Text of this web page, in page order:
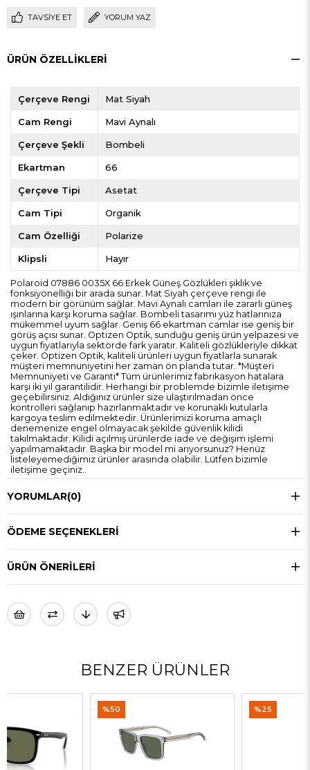
TAVSIYE ET YORUM YAZ
ÜRÜN ÖZELLIKLERI
Çerçeve Rengi Mat Siyah
Cam Rengi Mavi Aynalı
Çerçeve Şekli Bombeli
Ekartman 66
Çerçeve Tipi Asetat
Cam Tipi Organik
Cam Özelliği Polarize
Klipsli Hayır
Polaroid 07886 0035X 66 Erkek Güneş Gözlükleri şıklık ve
fonksiyonelliği bir arada sunar. Mat Siyah çerçeve rengi ile
modern bir görünüm sağlar. Mavi Aynalı camları ile zararlı güneş
ışınlarına karşı koruma sağlar. Bombeli tasarımı yüz hatlarınıza
mükemmel uyum sağlar. Geniş 66 ekartman camlar ise geniş bir
görüş açısı sunar. Optizen Optik, sunduğu geniş ürün yelpazesi ve
uygun fiyatlarıyla sektörde fark yaratır. Kaliteli gözlükleriyle dikkat
çeker. Optizen Optik, kaliteli ürünleri uygun fiyatlarla sunarak
müşteri memnuniyetini her zaman ön planda tutar. *Müşteri
Memnuniyeti ve Garanti* Tüm ürünlerimiz fabrikasyon hatalara
karşı iki yıl garantilidir. Herhangi bir problemde bizimle iletişime
geçebilirsiniz. Aldığınız ürünler size ulaştırılmadan önce
kontrolleri sağlanıp hazırlanmaktadır ve korunaklı kutularla
kargoya teslim edilmektedir. Ürünlerimizi koruma amaçlı
denemenize engel olmayacak şekilde güvenlik kilidi
takılmaktadır. Kilidi açılmış ürünlerde iade ve değişim işlemi
yapılmamaktadır. Başka bir model mi arıyorsunuz? Henüz
listeleyemediğimiz ürünler arasında olabilir. Lütfen bizimle
iletişime geçiniz..
YORUMLAR(0)
ÖDEME SEÇENEKLERI
ÜRÜN ÖNERILERI
BENZER ÜRÜNLER